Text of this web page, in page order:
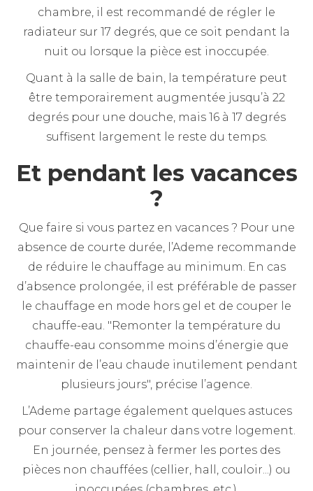
chambre, il est recommandé de régler le
radiateur sur 17 degrés, que ce soit pendant la
nuit ou lorsque la pièce est inoccupée.
Quant à la salle de bain, la température peut
être temporairement augmentée jusqu’à 22
degrés pour une douche, mais 16 à 17 degrés
suffisent largement le reste du temps.
Et pendant les vacances
?
Que faire si vous partez en vacances ? Pour une
absence de courte durée, l’Ademe recommande
de réduire le chauffage au minimum. En cas
d’absence prolongée, il est préférable de passer
le chauffage en mode hors gel et de couper le
chauffe-eau. "Remonter la température du
chauffe-eau consomme moins d’énergie que
maintenir de l’eau chaude inutilement pendant
plusieurs jours", précise l’agence.
L’Ademe partage également quelques astuces
pour conserver la chaleur dans votre logement.
En journée, pensez à fermer les portes des
pièces non chauffées (cellier, hall, couloir...) ou